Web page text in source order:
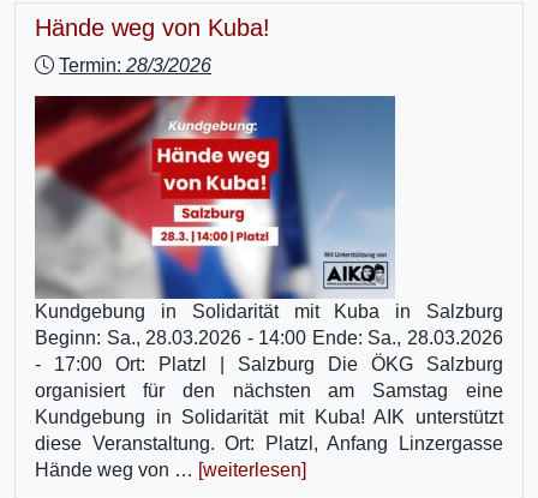
Hände weg von Kuba!
Termin: 28/3/2026
Kundgebung in Solidarität mit Kuba in Salzburg
Beginn: Sa., 28.03.2026 - 14:00 Ende: Sa., 28.03.2026
- 17:00 Ort: Platzl | Salzburg Die ÖKG Salzburg
organisiert für den nächsten am Samstag eine
Kundgebung in Solidarität mit Kuba! AIK unterstützt
diese Veranstaltung. Ort: Platzl, Anfang Linzergasse
Hände weg von … [weiterlesen]